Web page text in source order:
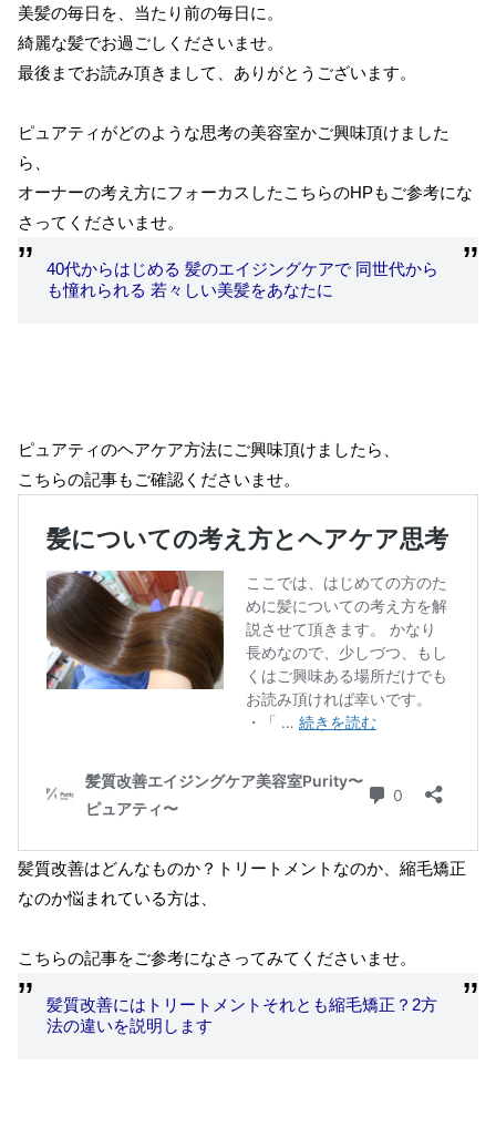
美髪の毎日を、当たり前の毎日に。
綺麗な髪でお過ごしくださいませ。
最後までお読み頂きまして、ありがとうございます。
ピュアティがどのような思考の美容室かご興味頂けました
ら、
オーナーの考え方にフォーカスしたこちらのHPもご参考にな
さってくださいませ。
40代からはじめる 髪のエイジングケアで 同世代から
も憧れられる 若々しい美髪をあなたに
ピュアティのヘアケア方法にご興味頂けましたら、
こちらの記事もご確認くださいませ。
髪質改善はどんなものか？トリートメントなのか、縮毛矯正
なのか悩まれている方は、
こちらの記事をご参考になさってみてくださいませ。
髪質改善にはトリートメントそれとも縮毛矯正？2方
法の違いを説明します